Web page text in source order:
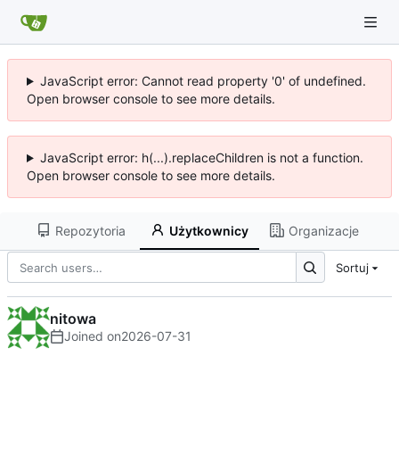
JavaScript error: Cannot read property '0' of undefined.
Open browser console to see more details.
JavaScript error: h(...).replaceChildren is not a function.
Open browser console to see more details.
Repozytoria Użytkownicy Organizacje
Sortuj
nitowa
Joined on2026-07-31